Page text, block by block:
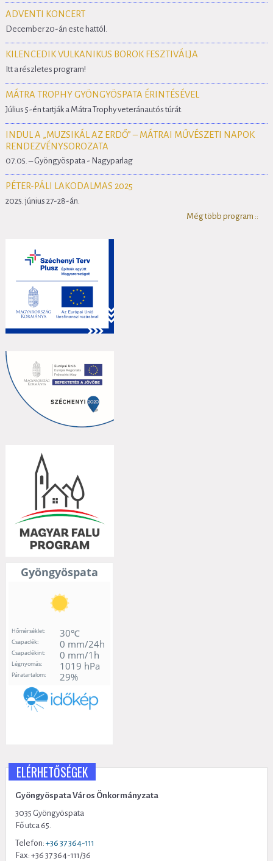
ADVENTI KONCERT
December 20-án este hattól.
KILENCEDIK VULKANIKUS BOROK FESZTIVÁLJA
Itt a részletes program!
MÁTRA TROPHY GYÖNGYÖSPATA ÉRINTÉSÉVEL
Július 5-én tartják a Mátra Trophy veteránautós túrát.
INDUL A „MUZSIKÁL AZ ERDŐ” – MÁTRAI MŰVÉSZETI NAPOK
RENDEZVÉNYSOROZATA
07.05. – Gyöngyöspata - Nagyparlag
PÉTER-PÁLI LAKODALMAS 2025
2025. június 27-28-án.
Még több program ::
ELÉRHETŐSÉGEK
Gyöngyöspata Város Önkormányzata
3035 Gyöngyöspata
Fő utca 65.
Telefon: +36 37 364-111
Fax: +36 37 364-111/36